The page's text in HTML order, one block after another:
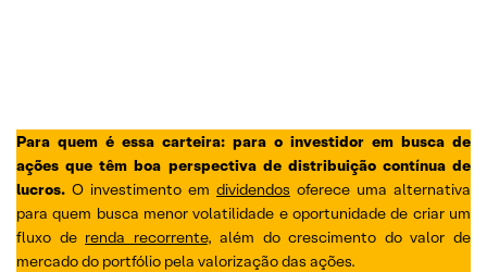
Para quem é essa carteira: para o investidor em busca de
ações que têm boa perspectiva de distribuição contínua de
lucros. O investimento em dividendos oferece uma alternativa
para quem busca menor volatilidade e oportunidade de criar um
fluxo de renda recorrente, além do crescimento do valor de
mercado do portfólio pela valorização das ações.